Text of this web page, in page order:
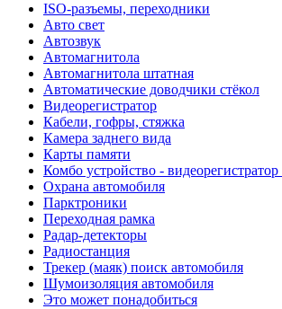
ISO-разъемы, переходники
Авто свет
Автозвук
Автомагнитола
Автомагнитола штатная
Автоматические доводчики стёкол
Видеорегистратор
Кабели, гофры, стяжка
Камера заднего вида
Карты памяти
Комбо устройство -
Охрана автомобиля
Парктроники
Переходная рамка
Радар-детекторы
Радиостанция
Трекер (маяк) поиск автомобиля
Шумоизоляция автомобиля
Это может понадобиться